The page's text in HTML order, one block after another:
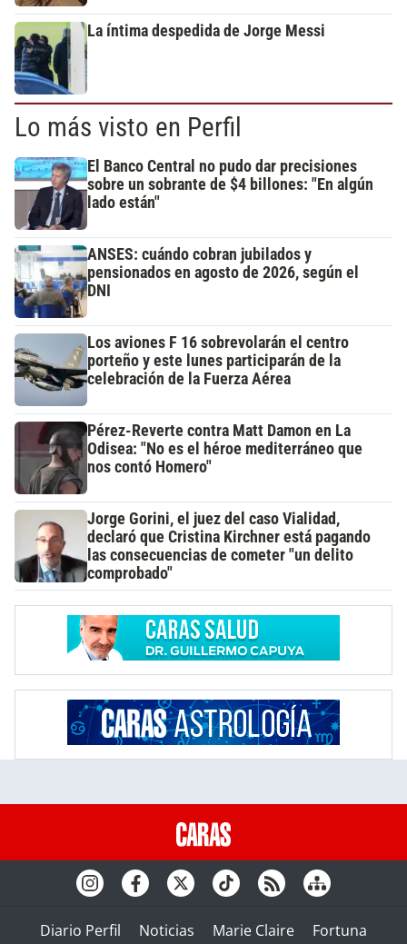
La íntima despedida de Jorge Messi
Lo más visto en Perfil
El Banco Central no pudo dar precisiones
sobre un sobrante de $4 billones: "En algún
lado están"
ANSES: cuándo cobran jubilados y
pensionados en agosto de 2026, según el
DNI
Los aviones F 16 sobrevolarán el centro
porteño y este lunes participarán de la
celebración de la Fuerza Aérea
Pérez-Reverte contra Matt Damon en La
Odisea: "No es el héroe mediterráneo que
nos contó Homero"
Jorge Gorini, el juez del caso Vialidad,
declaró que Cristina Kirchner está pagando
las consecuencias de cometer "un delito
comprobado"
Diario Perfil Noticias Marie Claire Fortuna